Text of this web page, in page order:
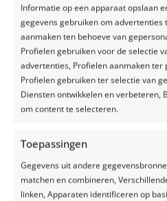
Informatie op een apparaat opslaan
gegevens gebruiken om advertenties
aanmaken ten behoeve van
Profielen gebruiken voor de selectie
advertenties, Profielen aanmaken ter
Profielen gebruiken ter selectie van
Diensten ontwikkelen en verbeteren,
om content te selecteren.
Toepassingen
Gegevens uit andere
matchen en combineren,
linken, Apparaten identificeren op
Voordelen
Silage Safe
Verminderde fysieke
Met het Silage Safe
langer talloze banden en
belast worden, waardoor
besparen voor andere
Tijdsbesparing: